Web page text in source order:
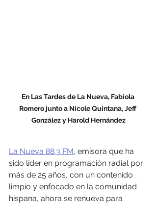
En Las Tardes de La Nueva, Fabiola
Romero junto a Nicole Quintana, Jeff
González y Harold Hernández
La Nueva 88.3 FM, emisora que ha
sido líder en programación radial por
más de 25 años, con un contenido
limpio y enfocado en la comunidad
hispana, ahora se renueva para